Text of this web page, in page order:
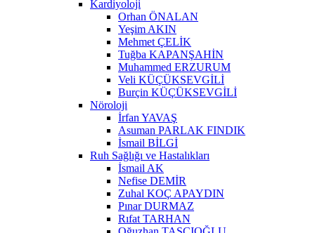
Kardiyoloji
Orhan ÖNALAN
Yeşim AKIN
Mehmet ÇELİK
Tuğba KAPANŞAHİN
Muhammed ERZURUM
Veli KÜÇÜKSEVGİLİ
Burçin KÜÇÜKSEVGİLİ
Nöroloji
İrfan YAVAŞ
Asuman PARLAK FINDIK
İsmail BİLGİ
Ruh Sağlığı ve Hastalıkları
İsmail AK
Nefise DEMİR
Zuhal KOÇ APAYDIN
Pınar DURMAZ
Rıfat TARHAN